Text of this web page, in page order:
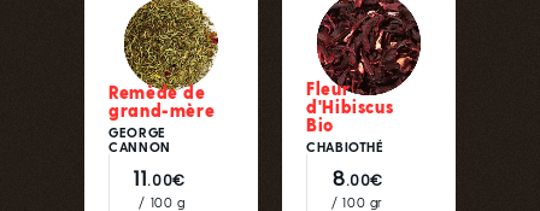
Remède de
grand-mère
GEORGE
CANNON
11.00€
/ 100 g
Fleur
d'Hibiscus
Bio
CHABIOTHÉ
8.00€
/ 100 gr